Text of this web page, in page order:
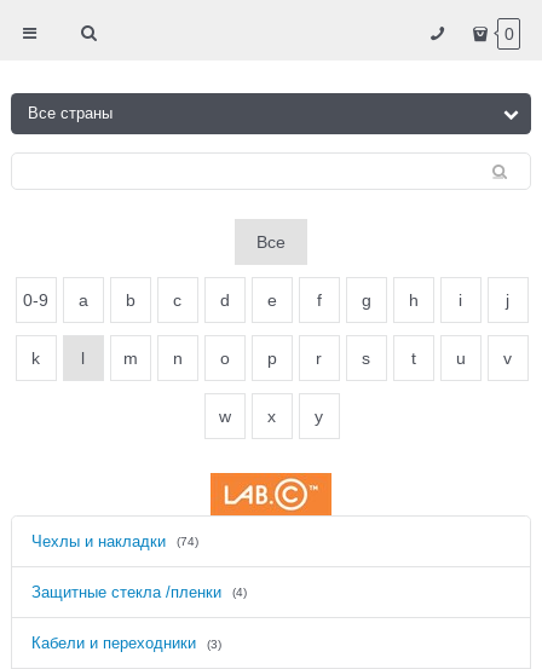
0
Все
0-9 a b c d e f g h i j
k l m n o p r s t u v
w x y
Чехлы и накладки (74)
Защитные стекла /пленки (4)
Кабели и переходники (3)